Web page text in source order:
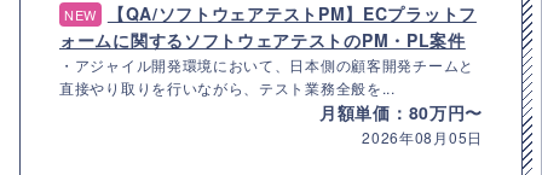
NEW
【QA/ソフトウェアテストPM】ECプラットフ
ォームに関するソフトウェアテストのPM・PL案件
・アジャイル開発環境において、日本側の顧客開発チームと
直接やり取りを行いながら、テスト業務全般を...
月額単価：80万円〜
2026年08月05日